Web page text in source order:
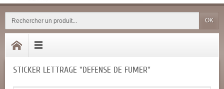
OK
STICKER LETTRAGE "DEFENSE DE FUMER"